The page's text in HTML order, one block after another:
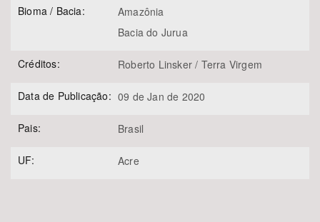
Bioma / Bacia:
Amazônia
Bacia do Jurua
Créditos: Roberto Linsker / Terra Virgem
Data de Publicação: 09 de Jan de 2020
Pais: Brasil
UF: Acre